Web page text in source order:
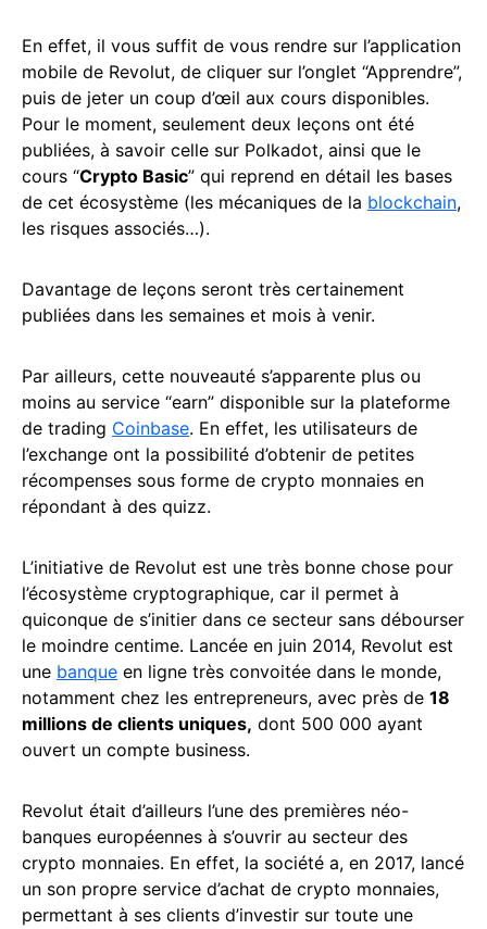
En effet, il vous suffit de vous rendre sur l’application
mobile de Revolut, de cliquer sur l’onglet “Apprendre”,
puis de jeter un coup d’œil aux cours disponibles.
Pour le moment, seulement deux leçons ont été
publiées, à savoir celle sur Polkadot, ainsi que le
cours “Crypto Basic” qui reprend en détail les bases
de cet écosystème (les mécaniques de la blockchain,
les risques associés…).
Davantage de leçons seront très certainement
publiées dans les semaines et mois à venir.
Par ailleurs, cette nouveauté s’apparente plus ou
moins au service “earn” disponible sur la plateforme
de trading Coinbase. En effet, les utilisateurs de
l’exchange ont la possibilité d’obtenir de petites
récompenses sous forme de crypto monnaies en
répondant à des quizz.
L’initiative de Revolut est une très bonne chose pour
l’écosystème cryptographique, car il permet à
quiconque de s’initier dans ce secteur sans débourser
le moindre centime. Lancée en juin 2014, Revolut est
une banque en ligne très convoitée dans le monde,
notamment chez les entrepreneurs, avec près de 18
millions de clients uniques, dont 500 000 ayant
ouvert un compte business.
Revolut était d’ailleurs l’une des premières néo-
banques européennes à s’ouvrir au secteur des
crypto monnaies. En effet, la société a, en 2017, lancé
un son propre service d’achat de crypto monnaies,
permettant à ses clients d’investir sur toute une